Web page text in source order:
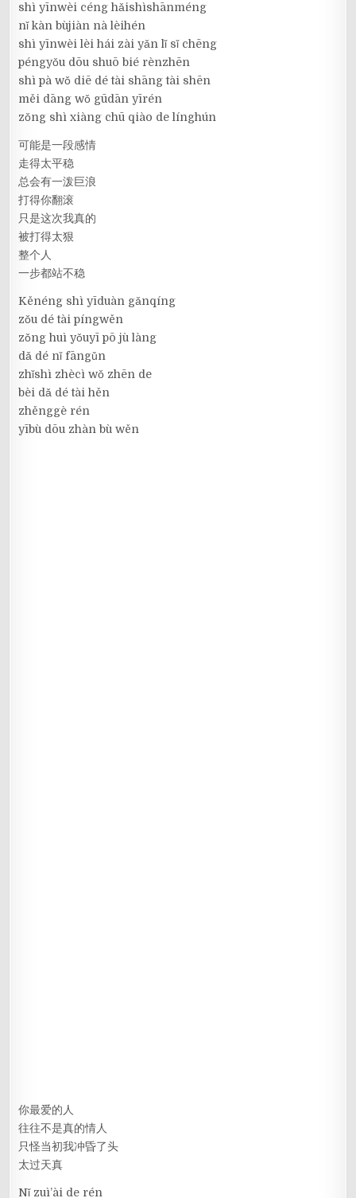
shì yīnwèi céng hǎishìshānméng
nǐ kàn bùjiàn nà lèihén
shì yīnwèi lèi hái zài yǎn lǐ sǐ chēng
péngyǒu dōu shuō bié rènzhēn
shì pà wǒ diē dé tài shāng tài shēn
měi dāng wǒ gūdān yīrén
zǒng shì xiàng chū qiào de línghún
可能是一段感情
走得太平稳
总会有一泼巨浪
打得你翻滚
只是这次我真的
被打得太狠
整个人
一步都站不稳
Kěnéng shì yīduàn gǎnqíng
zǒu dé tài píngwěn
zǒng huì yǒuyī pō jù làng
dǎ dé nǐ fāngǔn
zhǐshì zhècì wǒ zhēn de
bèi dǎ dé tài hěn
zhěnggè rén
yībù dōu zhàn bù wěn
你最爱的人
往往不是真的情人
只怪当初我冲昏了头
太过天真
Nǐ zuì’ài de rén